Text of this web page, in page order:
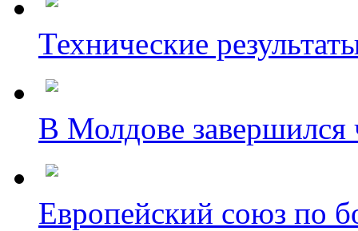
Технические
В Молдове завершился
Европейский союз по